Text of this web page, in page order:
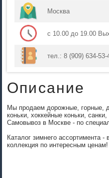
Москва
с 10.00 до 19.00
тел.: 8 (909) 634-
Описание
Мы продаем дорожные, горные,
коньки, хоккейные коньки,
Самовывоз в Москве - по
Каталог зимнего ассортимента
коллекция по интересным ценам!